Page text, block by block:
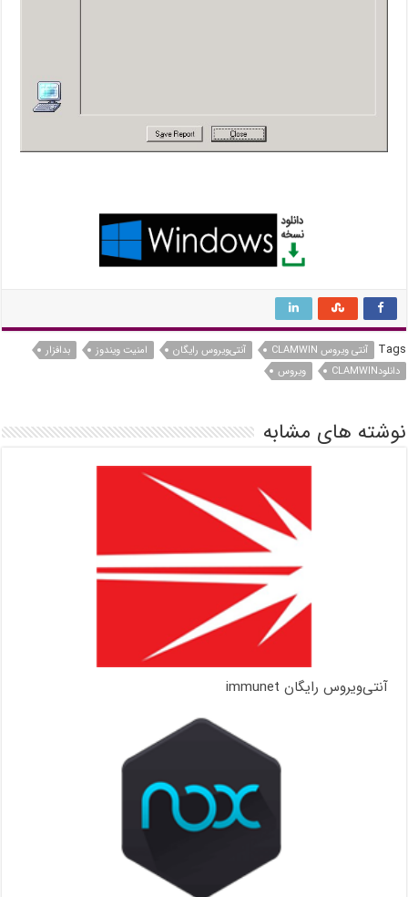
Tags آنتی ویروس CLAMWIN آنتی‌ویروس رایگان امنیت ویندوز
بدافزار
دانلودCLAMWIN
ویروس
نوشته های مشابه
آنتی‌ویروس رایگان immunet